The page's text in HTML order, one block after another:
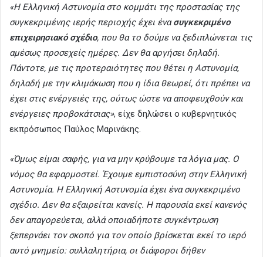
«Η Ελληνική Αστυνομία στο κομμάτι της προστασίας της
συγκεκριμένης ιερής περιοχής έχει ένασυγκεκριμένο
επιχειρησιακό σχέδιο, που θα το δούμε να ξεδιπλώνεται τις
αμέσως προσεχείς ημέρες. Δεν θα αργήσει δηλαδή.
Πάντοτε, με τις προτεραιότητες που θέτει η Αστυνομία,
δηλαδή με την κλιμάκωση που η ίδια θεωρεί, ότι πρέπει να
έχει στις ενέργειές της, ούτως ώστε να αποφευχθούν και
ενέργειες προβοκάτσιας», είχε δηλώσει ο κυβερνητικός
εκπρόσωπος Παύλος Μαρινάκης.
«Όμως είμαι σαφής, για να μην κρύβουμε τα λόγια μας. Ο
νόμος θα εφαρμοστεί. Έχουμε εμπιστοσύνη στην Ελληνική
Αστυνομία. Η Ελληνική Αστυνομία έχει ένα συγκεκριμένο
σχέδιο. Δεν θα εξαιρείται κανείς. Η παρουσία εκεί κανενός
δεν απαγορεύεται, αλλά οποιαδήποτε συγκέντρωση
ξεπερνάει τον σκοπό για τον οποίο βρίσκεται εκεί το ιερό
αυτό μνημείο: συλλαλητήρια, οι διάφοροι δήθεν